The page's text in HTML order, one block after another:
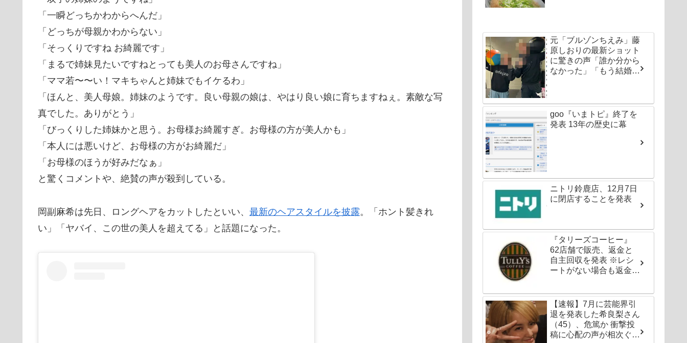
「一瞬どっちかわからへんだ」
「どっちが母親かわからない」
「そっくりですね お綺麗です」
「まるで姉妹見たいですねとっても美人のお母さんですね」
「ママ若〜〜い！マキちゃんと姉妹でもイケるわ」
「ほんと、美人母娘。姉妹のようです。良い母親の娘は、やはり良い娘に育ちますねぇ。素敵な写
真でした。ありがとう」
「びっくりした️姉妹かと思う。お母様お綺麗すぎ。お母様の方が美人かも」
「本人には悪いけど、お母様の方がお綺麗だ」
「お母様のほうが好みだなぁ」
と驚くコメントや、絶賛の声が殺到している。
岡副麻希は先日、ロングヘアをカットしたといい、 最新のヘアスタイルを披露。「ホント髪きれ
い」「ヤバイ、この世の美人を超えてる」と話題になった。
元「ブルゾンちえみ」藤
原しおりの最新ショット
に驚きの声「誰か分から
なかった」「もう結婚し
goo『いまトピ』終了を
発表 13年の歴史に幕
ニトリ鈴鹿店、12月7日
に閉店することを発表
『タリーズコーヒー』
62店舗で販売、返金と
自主回収を発表 ※レシ
ートがない場合も返金対
【速報】7月に芸能界引
退を発表した希良梨さん
（45）、危篤か 衝撃投
稿に心配の声が相次ぐ